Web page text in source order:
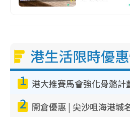
港生活限時優
1
2